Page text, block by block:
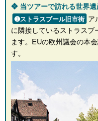
❖ 当ツアーで訪れる世界遺
➊ストラスブール旧市街 ア
に隣接しているストラス
ます。EUの欧州議会の本
す。